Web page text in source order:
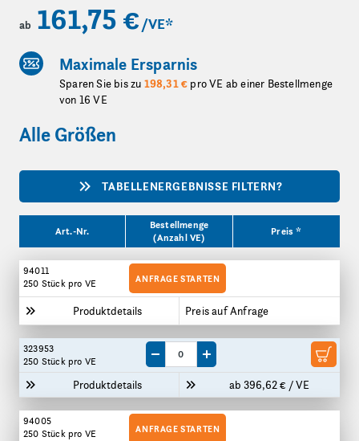
ab 161,75 € /VE*
Maximale Ersparnis
Sparen Sie bis zu 198,31 € pro VE ab einer Bestellmenge
von 16 VE
Alle Größen
TABELLENERGEBNISSE FILTERN?
Art.-Nr.
Bestellmenge
(Anzahl VE)
Preis *
94011
250 Stückpro VE
Produktdetails Preis auf Anfrage
ANFRAGE STARTEN
323953
250 Stückpro VE
Produktdetails ab 396,62 € / VE
Menge um eine VE reduzieren
Menge um eine VE erhöhen
94005
250 Stückpro VE ANFRAGE STARTEN